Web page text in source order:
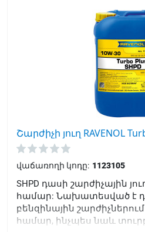
Շարժիչի յուղ RAVENOL
վաճառողի կոդը: 1123105
SHPD դասի շարժիչային
համար: Նախատեսված է
բենզինային
համար, ինչպես նաև